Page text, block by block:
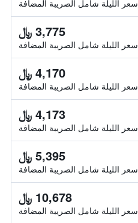
سعر الليلة شامل الصريبة المضافة
3,775 ﷼
سعر الليلة شامل الصريبة المضافة
4,170 ﷼
سعر الليلة شامل الصريبة المضافة
4,173 ﷼
سعر الليلة شامل الصريبة المضافة
5,395 ﷼
سعر الليلة شامل الصريبة المضافة
10,678 ﷼
سعر الليلة شامل الصريبة المضافة